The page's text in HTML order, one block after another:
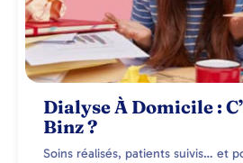
Dialyse À Domicile :
Binz ?
Soins réalisés, patients suivis… et